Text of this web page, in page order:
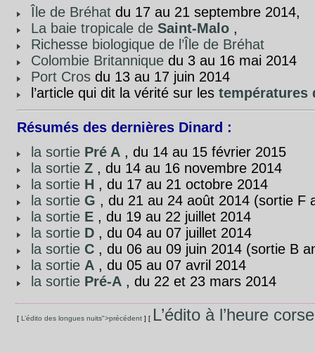
Île de Bréhat du 17 au 21 septembre 2014,
La baie tropicale de Saint-Malo ,
Richesse biologique de l’Île de Bréhat
Colombie Britannique du 3 au 16 mai 2014
Port Cros du 13 au 17 juin 2014
l’article qui dit la vérité sur les températures
Résumés des dernières Dinard :
la sortie Pré A , du 14 au 15 février 2015
la sortie Z , du 14 au 16 novembre 2014
la sortie H , du 17 au 21 octobre 2014
la sortie G , du 21 au 24 août 2014 (sortie F
la sortie E , du 19 au 22 juillet 2014
la sortie D , du 04 au 07 juillet 2014
la sortie C , du 06 au 09 juin 2014 (sortie B
la sortie A , du 05 au 07 avril 2014
la sortie Pré-A , du 22 et 23 mars 2014
[ L’édito des longues nuits">précédent] [ L’édito à l’heure